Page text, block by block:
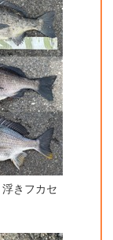
きフカセ